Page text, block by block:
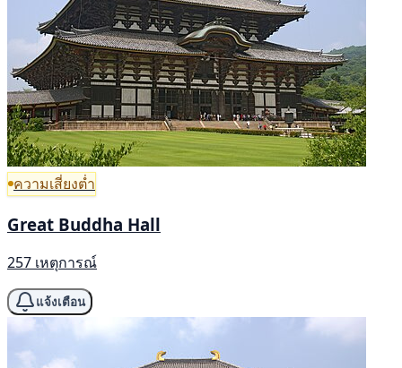
ความเสี่ยงต่ำ
Great Buddha Hall
257 เหตุการณ์
แจ้งเตือน